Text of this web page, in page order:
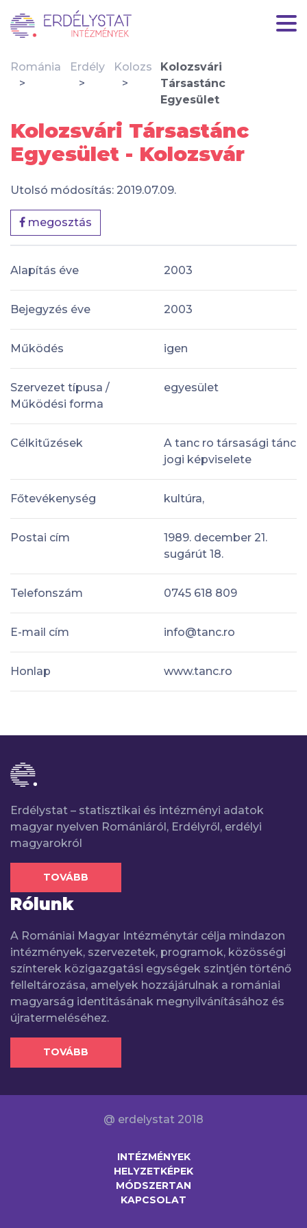
Románia Erdély Kolozs
Kolozsvári
Társastánc
Egyesület
Kolozsvári Társastánc
Egyesület - Kolozsvár
Utolsó módosítás: 2019.07.09.
megosztás
Alapítás éve 2003
Bejegyzés éve 2003
Működés igen
Szervezet típusa /
Működési forma
egyesület
Célkitűzések
A tanc ro társasági tánc
jogi képviselete
Főtevékenység kultúra,
Postai cím
1989. december 21.
sugárút 18.
Telefonszám 0745 618 809
E-mail cím info@tanc.ro
Honlap www.tanc.ro
Erdélystat – statisztikai és intézményi adatok
magyar nyelven Romániáról, Erdélyről, erdélyi
magyarokról
TOVÁBB
Rólunk
A Romániai Magyar Intézménytár célja mindazon
intézmények, szervezetek, programok, közösségi
színterek közigazgatási egységek szintjén történő
felleltározása, amelyek hozzájárulnak a romániai
magyarság identitásának megnyilvánításához és
újratermeléséhez.
TOVÁBB
@ erdelystat 2018
INTÉZMÉNYEK
HELYZETKÉPEK
MÓDSZERTAN
KAPCSOLAT